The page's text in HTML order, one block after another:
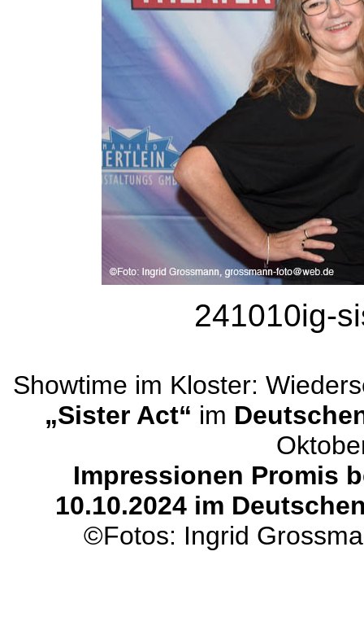
241010ig-
Showtime im Kloster:
„Sister Act“ im
Impressionen Promis
10.10.2024 im
©Fotos: Ingrid